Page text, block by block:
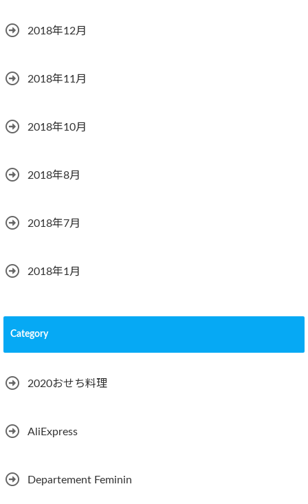
2018年12月
2018年11月
2018年10月
2018年8月
2018年7月
2018年1月
Category
2020おせち料理
AliExpress
Departement Feminin